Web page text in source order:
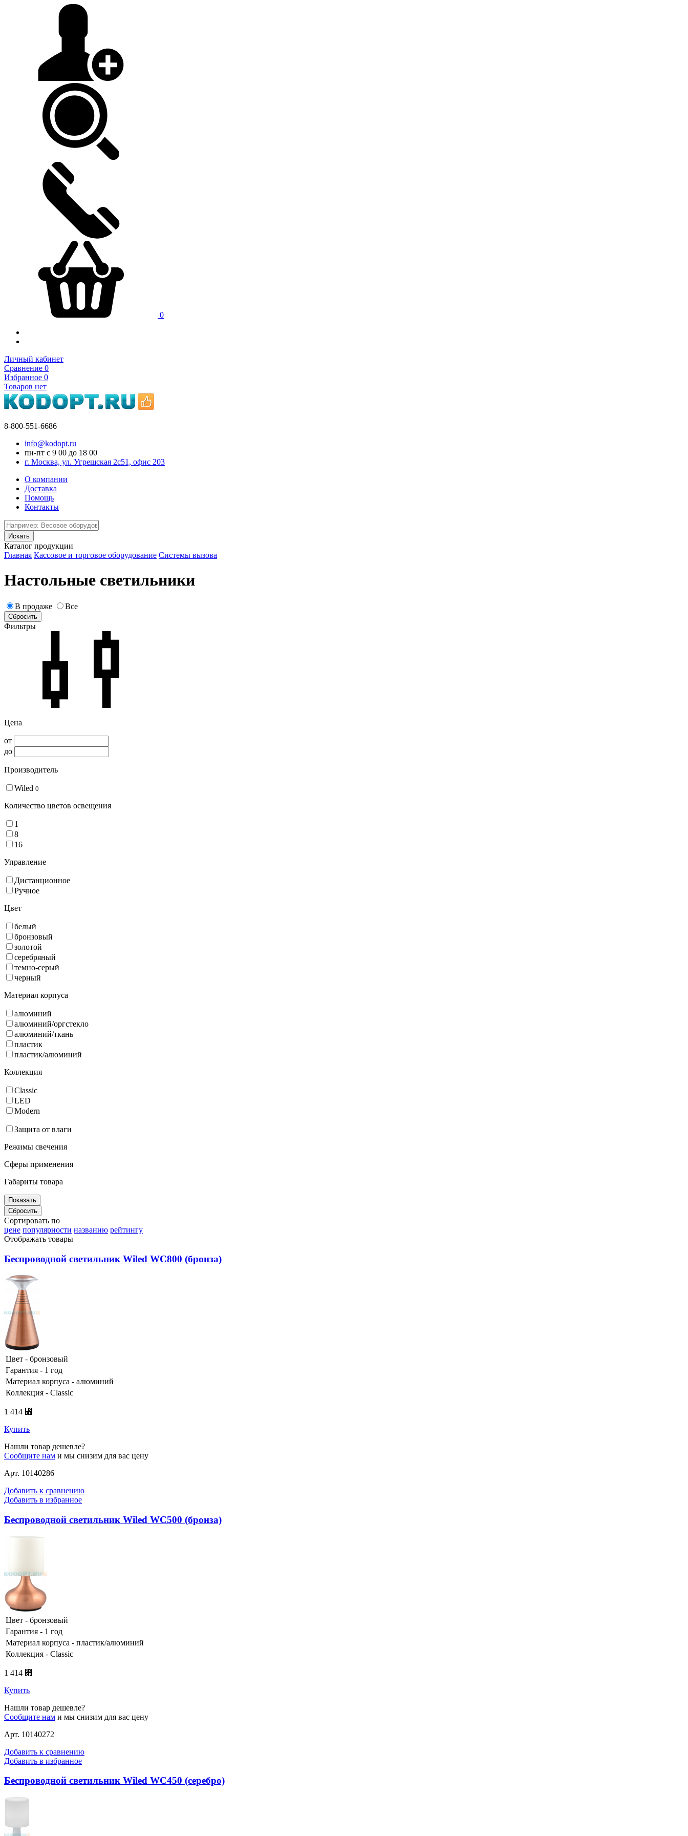
0
Личный кабинет
Сравнение 0
Избранное 0
Товаров нет
8-800-551-6686
info@kodopt.ru
пн-пт с 9 00 до 18 00
г. Москва, ул. Угрешская 2с51, офис 203
О компании
Доставка
Помощь
Контакты
Каталог продукции
Главная Кассовое и торговое оборудование Системы вызова
Настольные светильники
В продаже Все
Фильтры
Цена
от
до
Производитель
Wiled 0
Количество цветов освещения
1
8
16
Управление
Дистанционное
Ручное
Цвет
белый
бронзовый
золотой
серебряный
темно-серый
черный
Материал корпуса
алюминий
алюминий/оргстекло
алюминий/ткань
пластик
пластик/алюминий
Коллекция
Classic
LED
Modern
Защита от влаги
Режимы свечения
Сферы применения
Габариты товара
Сортировать по
цене популярности названию рейтингу
Отображать товары
Беспроводной светильник Wiled WC800 (бронза)
Цвет - бронзовый
Гарантия - 1 год
Материал корпуса - алюминий
Коллекция - Classic
1 414 ⃏
Купить
Нашли товар дешевле?
Сообщите нам и мы снизим для вас цену
Арт. 10140286
Добавить к сравнению
Добавить в избранное
Беспроводной светильник Wiled WC500 (бронза)
Цвет - бронзовый
Гарантия - 1 год
Материал корпуса - пластик/алюминий
Коллекция - Classic
1 414 ⃏
Купить
Нашли товар дешевле?
Сообщите нам и мы снизим для вас цену
Арт. 10140272
Добавить к сравнению
Добавить в избранное
Беспроводной светильник Wiled WC450 (серебро)